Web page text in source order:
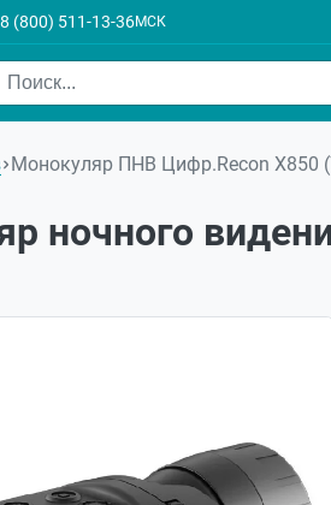
8 (800) 511-13-36МСК
Монокуляр ПНВ Цифр.Recon X850
ночного